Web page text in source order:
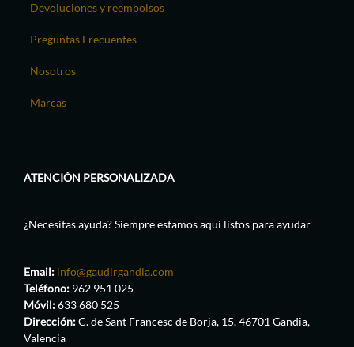
Devoluciones y reembolsos
Preguntas Frecuentes
Nosotros
Marcas
ATENCIÓN PERSONALIZADA
¿Necesitas ayuda? Siempre estamos aquí listos para ayudar
Email: info@gaudirgandia.com
Teléfono: 962 951 025
Móvil:633 680 525
Dirección:C. de Sant Francesc de Borja, 15, 46701 Gandia,
Valencia